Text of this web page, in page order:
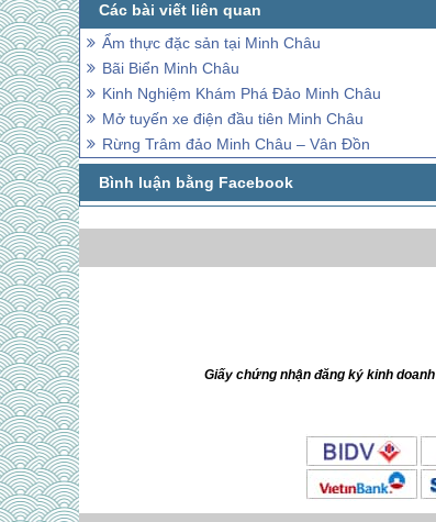
Ẩm thực đặc sản tại Minh Châu
Bãi Biển Minh Châu
Kinh Nghiệm Khám Phá Đảo Minh Châu
Mở tuyến xe điện đầu tiên Minh Châu
Rừng Trâm đảo Minh Châu – Vân Đồn
Giấy chứng nhận đăng ký kinh